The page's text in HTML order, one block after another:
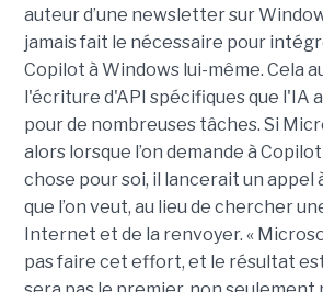
auteur d’une newsletter sur
jamais fait le nécessaire pour
Copilot à Windows lui-même. Cela
l'écriture d'API spécifiques que l'IA
pour de nombreuses tâches. Si
alors lorsque l’on demande à
chose pour soi, il lancerait un appel
que l’on veut, au lieu de chercher
Internet et de la renvoyer. «
pas faire cet effort, et le résultat